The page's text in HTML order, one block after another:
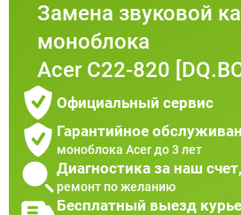
Замена звуковой
моноблока
Acer C22-820
Официальный сервис
Гарантийное
моноблока Acer до 3 лет
Диагностика за наш счет,
ремонт по желанию
Бесплатный выезд